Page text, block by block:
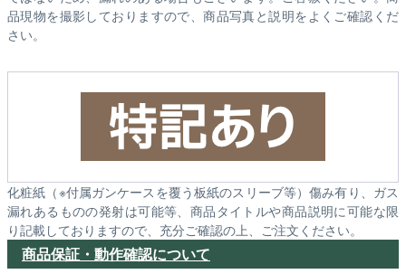
品現物を撮影しておりますので、商品写真と説明をよくご確認くだ
さい。
化粧紙（※付属ガンケースを覆う板紙のスリーブ等）傷み有り、ガス
漏れあるものの発射は可能等、商品タイトルや商品説明に可能な限
り記載しておりますので、充分ご確認の上、ご注文ください。
商品保証・動作確認について